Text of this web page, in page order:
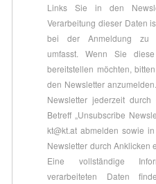
Links Sie in den
Verarbeitung dieser Daten
bei der Anmeldung zu
umfasst. Wenn Sie
bereitstellen möchten,
den Newsletter
Newsletter jederzeit
Betreff „Unsubscribe
kt@kt.at abmelden sowie
Newsletter durch Anklicken
Eine vollständige
verarbeiteten Daten